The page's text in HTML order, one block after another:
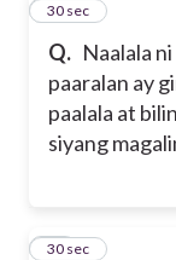
Q. Naalala
paaralan ay
paalala at
siyang
18
30 sec
19
30 sec